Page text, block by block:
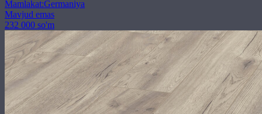
Mamlakat:Germaniya
Mavjud emas
232 000 so'm